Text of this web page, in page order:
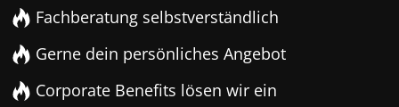
Fachberatung selbstverständlich
Gerne dein persönliches Angebot
Corporate Benefits lösen wir ein